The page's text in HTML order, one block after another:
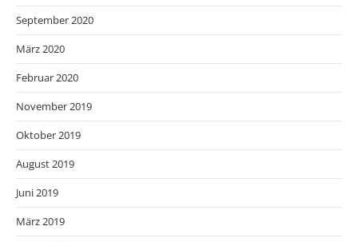
September 2020
März 2020
Februar 2020
November 2019
Oktober 2019
August 2019
Juni 2019
März 2019